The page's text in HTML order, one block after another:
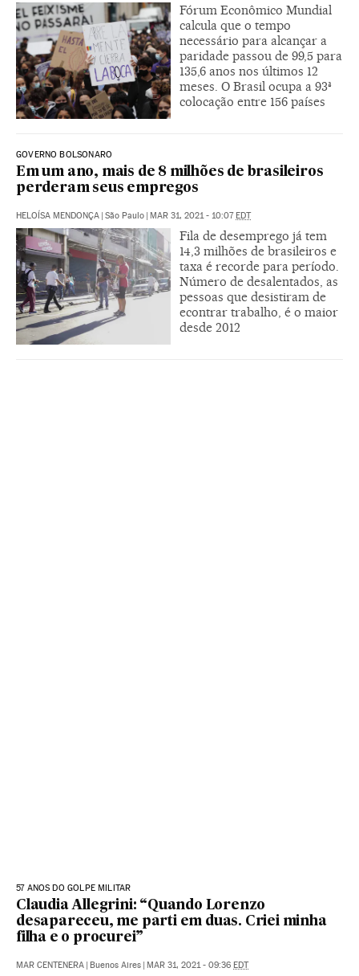
Fórum Econômico Mundial
calcula que o tempo
necessário para alcançar a
paridade passou de 99,5 para
135,6 anos nos últimos 12
meses. O Brasil ocupa a 93ª
colocação entre 156 países
GOVERNO BOLSONARO
Em um ano, mais de 8 milhões de brasileiros
perderam seus empregos
HELOÍSA MENDONÇA | São Paulo | MAR 31, 2021 - 10:07EDT
Fila de desemprego já tem
14,3 milhões de brasileiros e
taxa é recorde para período.
Número de desalentados, as
pessoas que desistiram de
econtrar trabalho, é o maior
desde 2012
57 ANOS DO GOLPE MILITAR
Claudia Allegrini: “Quando Lorenzo
desapareceu, me parti em duas. Criei minha
filha e o procurei”
MAR CENTENERA | Buenos Aires | MAR 31, 2021 - 09:36 EDT